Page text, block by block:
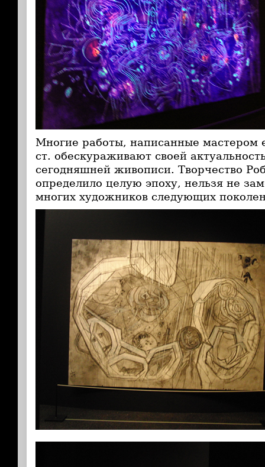
Многие работы, написанные мастером
ст. обескураживают своей
сегодняшней живописи. Творчество
определило целую эпоху, нельзя не
многих художников следующих